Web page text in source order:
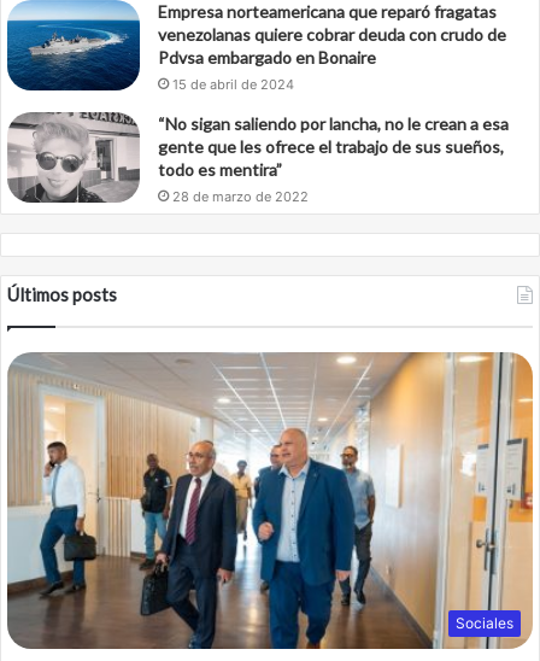
Empresa norteamericana que reparó fragatas
venezolanas quiere cobrar deuda con crudo de
Pdvsa embargado en Bonaire
15 de abril de 2024
“No sigan saliendo por lancha, no le crean a esa
gente que les ofrece el trabajo de sus sueños,
todo es mentira”
28 de marzo de 2022
Últimos posts
Sociales